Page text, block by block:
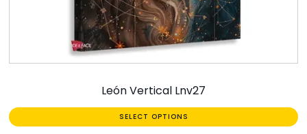
León Vertical Lnv27
SELECT OPTIONS